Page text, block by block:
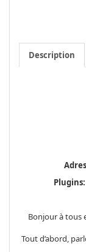
Description
Plugins:
Bonjour à tous
Tout d’abord,